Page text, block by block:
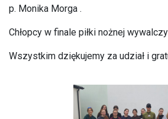
p. Monika Morga .
Chłopcy w finale piłki nożnej
Wszystkim dziękujemy za udział i